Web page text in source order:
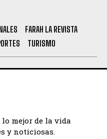
FARAH LA REVISTA
TURISMO
mejor de la vida
y noticiosas.